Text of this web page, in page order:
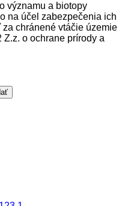
významu a biotopy
na účel zabezpečenia ich
chránené vtáčie územie
o ochrane prírody a